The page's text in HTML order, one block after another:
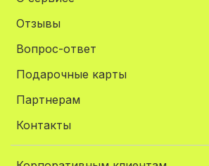
Отзывы
Вопрос-ответ
Подарочные карты
Партнерам
Контакты